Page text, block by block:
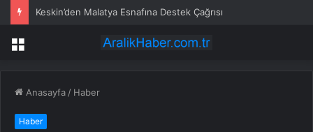
Keskin’den Malatya Esnafına Destek Çağrısı
Menü
Anasayfa / Haber
Haber